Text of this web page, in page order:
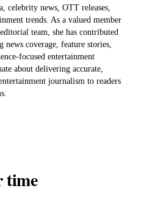
celebrity news, OTT releases,
trends. As a valued member
team, she has contributed
news coverage, feature stories,
focused entertainment
about delivering accurate,
journalism to readers
time